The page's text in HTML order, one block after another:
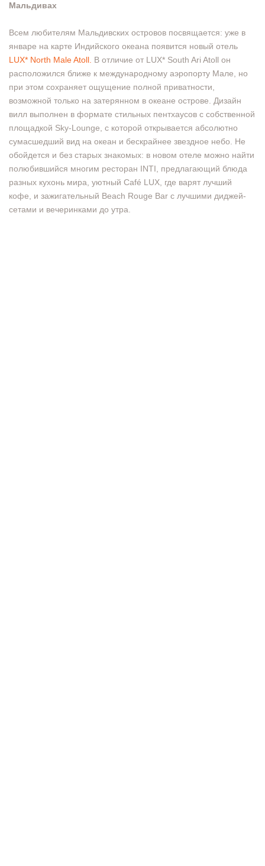
Мальдивах
Всем любителям Мальдивских островов посвящается: уже в
январе на карте Индийского океана появится новый отель
LUX* North Male Atoll. В отличие от LUX* South Ari Atoll он
расположился ближе к международному аэропорту Мале, но
при этом сохраняет ощущение полной приватности,
возможной только на затерянном в океане острове. Дизайн
вилл выполнен в формате стильных пентхаусов с собственной
площадкой Sky-Lounge, с которой открывается абсолютно
сумасшедший вид на океан и бескрайнее звездное небо. Не
обойдется и без старых знакомых: в новом отеле можно найти
полюбившийся многим ресторан INTI, предлагающий блюда
разных кухонь мира, уютный Café LUX, где варят лучший
кофе, и зажигательный Beach Rouge Bar с лучшими диджей-
сетами и вечеринками до утра.